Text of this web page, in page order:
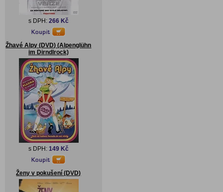
s DPH: 266 Kč
Žhavé Alpy (DVD) (Alpenglühn
im Dirndlrock)
s DPH: 149 Kč
Ženy v pokušení (DVD)